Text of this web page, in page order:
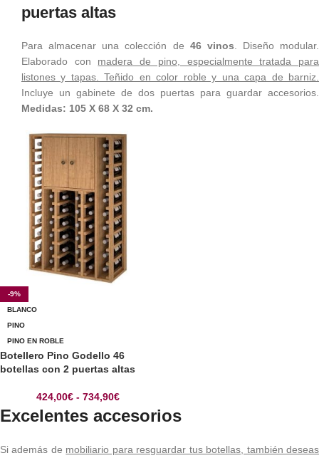
puertas altas
Para almacenar una colección de 46 vinos . Diseño modular.
Elaborado con madera de pino, especialmente tratada para
listones y tapas. Teñido en color roble y una capa de barniz.
Incluye un gabinete de dos puertas para guardar accesorios.
Medidas: 105 X 68 X 32 cm.
-9%
BLANCO
PINO
PINO EN ROBLE
Botellero Pino Godello 46
botellas con 2 puertas altas
424,00€ - 734,90€
Excelentes accesorios
Si además de mobiliario para resguardar tus botellas, también deseas